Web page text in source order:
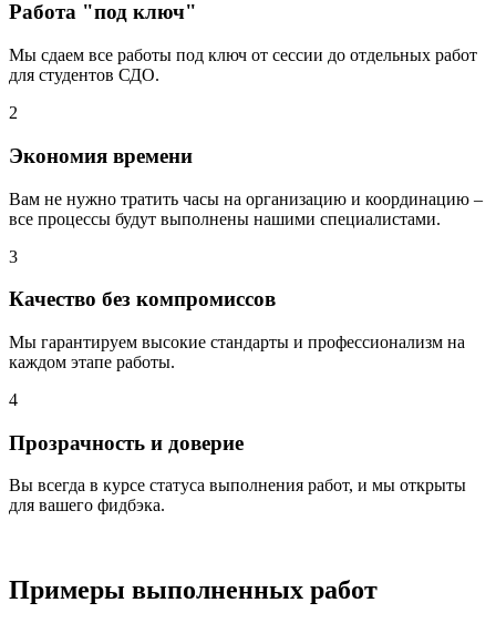
Работа "под ключ"
Мы сдаем все работы под ключ от сессии до отдельных работ
для студентов СДО.
2
Экономия времени
Вам не нужно тратить часы на организацию и координацию –
все процессы будут выполнены нашими специалистами.
3
Качество без компромиссов
Мы гарантируем высокие стандарты и профессионализм на
каждом этапе работы.
4
Прозрачность и доверие
Вы всегда в курсе статуса выполнения работ, и мы открыты
для вашего фидбэка.
Примеры выполненных работ